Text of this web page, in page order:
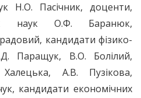
Н.О. Пасічник, доценти,
наук О.Ф. Баранюк,
кандидати фізико-
Паращук, В.О. Болілий,
А.В. Пузікова,
кандидати економічних